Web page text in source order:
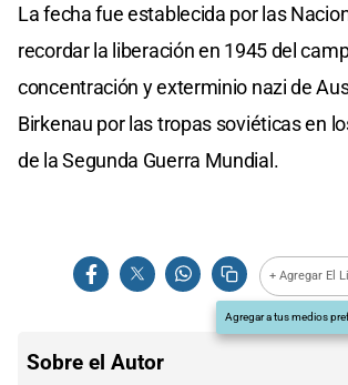
La fecha fue establecida por las
recordar la liberación en 1945 del
concentración y exterminio nazi de
Birkenau por las tropas soviéticas en
de la Segunda Guerra Mundial.
+ Agregar El
Agregar a tus medios
Sobre el Autor